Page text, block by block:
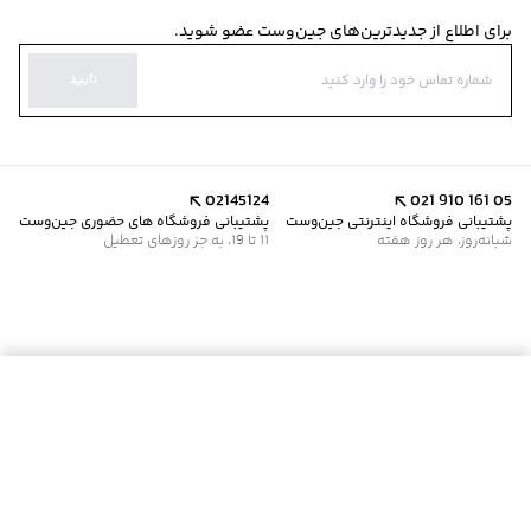
برای اطلاع از جدیدترین‌های جین‌وست عضو شوید.
تایید
021 910 161 05
پشتیبانی فروشگاه اینترنتی جین‌وست
شبانه‌روز، هر روز هفته
02145124
پشتیبانی فروشگاه های حضوری جین‌وست
11 تا 19، به جز روزهای تعطیل